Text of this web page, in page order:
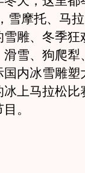
雪摩托、马
雕、冬季狂
雪、狗爬犁
内冰雪雕塑
上马拉松比
。